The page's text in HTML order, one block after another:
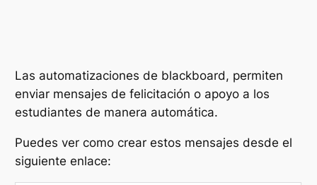
Las automatizaciones de blackboard, permiten
enviar mensajes de felicitación o apoyo a los
estudiantes de manera automática.
Puedes ver como crear estos mensajes desde el
siguiente enlace: